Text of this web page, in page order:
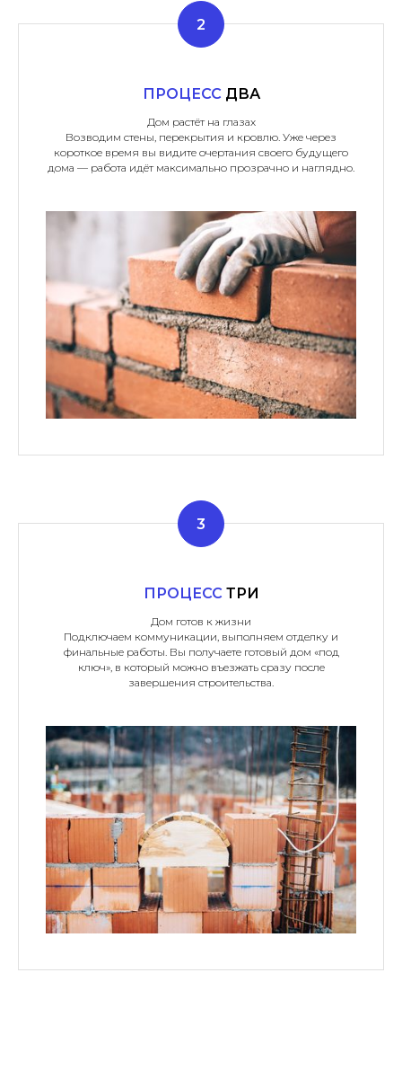
ПРОЦЕСС ДВА
Дом растёт на глазах
Возводим стены, перекрытия и кровлю. Уже через
короткое время вы видите очертания своего будущего
дома — работа идёт максимально прозрачно и наглядно.
ПРОЦЕСС ТРИ
Дом готов к жизни
Подключаем коммуникации, выполняем отделку и
финальные работы. Вы получаете готовый дом «под
ключ», в который можно въезжать сразу после
завершения строительства.